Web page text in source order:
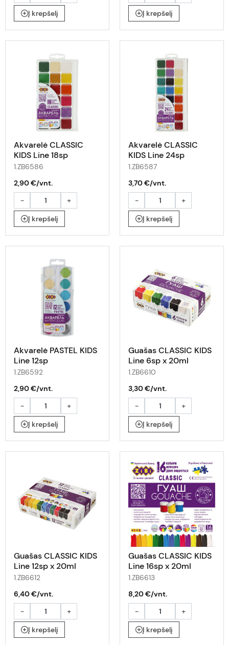
Į krepšelį Į krepšelį
Akvarelė CLASSIC
KIDS Line 18sp
1.ZB6586
2,90 €/vnt.
-
+
Į krepšelį
Akvarelė CLASSIC
KIDS Line 24sp
1.ZB6587
3,70 €/vnt.
-
+
Į krepšelį
Akvarelė PASTEL KIDS
Line 12sp
1.ZB6592
2,90 €/vnt.
-
+
Į krepšelį
Guašas CLASSIC KIDS
Line 6sp x 20ml
1.ZB6610
3,30 €/vnt.
-
+
Į krepšelį
Guašas CLASSIC KIDS
Line 12sp x 20ml
1.ZB6612
6,40 €/vnt.
-
+
Į krepšelį
Guašas CLASSIC KIDS
Line 16sp x 20ml
1.ZB6613
8,20 €/vnt.
-
+
Į krepšelį